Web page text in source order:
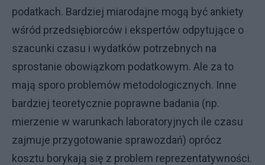
podatkach. Bardziej miarodajne mogą być ankiety
wśród przedsiębiorców i ekspertów odpytujące o
szacunki czasu i wydatków potrzebnych na
sprostanie obowiązkom podatkowym. Ale za to
mają sporo problemów metodologicznych. Inne
bardziej teoretycznie poprawne badania (np.
mierzenie w warunkach laboratoryjnych ile czasu
zajmuje przygotowanie sprawozdań) oprócz
kosztu borykają się z problem reprezentatywności.